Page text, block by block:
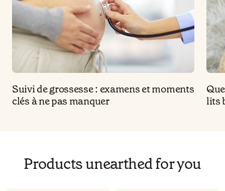
Suivi de grossesse : examens et moments
clés à ne pas manquer
lits
Products unearthed for you